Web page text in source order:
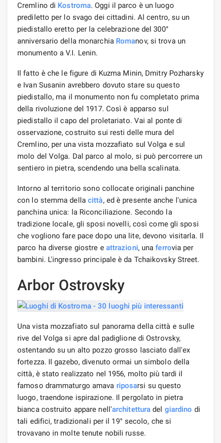
Cremlino di Kostroma. Oggi il parco è un luogo
prediletto per lo svago dei cittadini. Al centro, su un
piedistallo eretto per la celebrazione del 300°
anniversario della monarchia Romanov, si trova un
monumento a V.I. Lenin.
Il fatto è che le figure di Kuzma Minin, Dmitry Pozharsky
e Ivan Susanin avrebbero dovuto stare su questo
piedistallo, ma il monumento non fu completato prima
della rivoluzione del 1917. Così è apparso sul
piedistallo il capo del proletariato. Vai al ponte di
osservazione, costruito sui resti delle mura del
Cremlino, per una vista mozzafiato sul Volga e sul
molo del Volga. Dal parco al molo, si può percorrere un
sentiero in pietra, scendendo una bella scalinata.
Intorno al territorio sono collocate originali panchine
con lo stemma della città, ed è presente anche l'unica
panchina unica: la Riconciliazione. Secondo la
tradizione locale, gli sposi novelli, così come gli sposi
che vogliono fare pace dopo una lite, devono visitarla. Il
parco ha diverse giostre e attrazioni, unaferrovia per
bambini. L'ingresso principale è da Tchaikovsky Street.
Arbor Ostrovsky
Una vista mozzafiato sul panorama della città e sulle
rive del Volga si apre dal padiglione di Ostrovsky,
ostentando su un alto pozzo grosso lasciato dall'ex
fortezza. Il gazebo, divenuto ormai un simbolo della
città, è stato realizzato nel 1956, molto più tardi il
famoso drammaturgo amava riposarsi su questo
luogo, traendone ispirazione. Il pergolato in pietra
bianca costruito appare nell'architettura del giardino di
tali edifici, tradizionali per il 19° secolo, che si
trovavano in molte tenute nobili russe.